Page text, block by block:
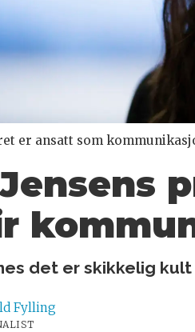
er ansatt som
det er skikkelig
Fylling